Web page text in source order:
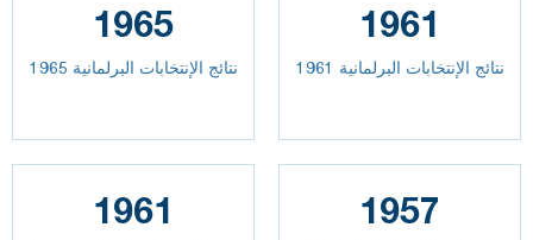
1965
نتائج الإنتخابات البرلمانية 1965
1961
نتائج الإنتخابات البرلمانية 1961
1961 1957